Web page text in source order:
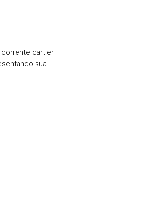
corrente cartier
sua